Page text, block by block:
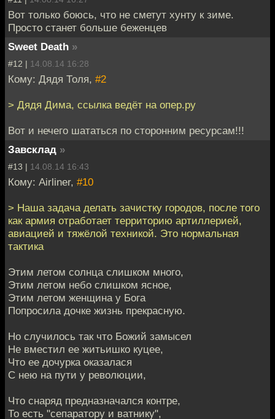
Вот только боюсь, что не сметут хунту к зиме.
Просто станет больше беженцев
Sweet Death »
#12 | 14.08.14 16:28
Кому: Дядя Толя, #2
> Дядя Дима, ссылка ведёт на опер.ру
Вот и нечего шататься по сторонним ресурсам!!!
Завсклад »
#13 | 14.08.14 16:43
Кому: Airliner, #10
> Наша задача делать зачистку городов, после того
как армия отработает территорию артиллерией,
авиацией и тяжёлой техникой. Это нормальная
тактика
Этим летом солнца слишком много,
Этим летом небо слишком ясное,
Этим летом женщина у Бога
Попросила дочке жизнь прекрасную.
Но случилось так что Божий замысел
Не вместил ее житьишко куцее,
Что ее дочурка оказалася
С нею на пути у революции,
Что снаряд предназначался контре,
То есть "сепаратору и ватнику",